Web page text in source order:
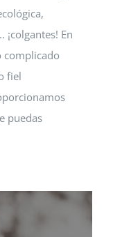
En
complicado
fiel
puedas